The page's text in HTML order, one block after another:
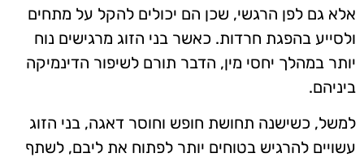
אלא גם לפן הרגשי, שכן הם יכולים להקל על מתחים
ולסייע בהפגת חרדות. כאשר בני הזוג מרגישים נוח
יותר במהלך יחסי מין, הדבר תורם לשיפור הדינמיקה
ביניהם.
למשל, כשישנה תחושת חופש וחוסר דאגה, בני הזוג
עשויים להרגיש בטוחים יותר לפתוח את ליבם, לשתף